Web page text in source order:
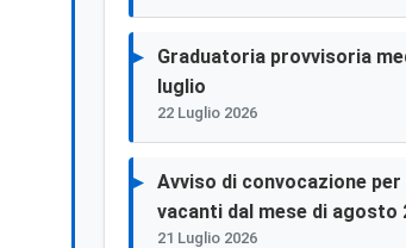
Graduatoria provvisoria
luglio
22 Luglio 2026
Avviso di convocazione
vacanti dal mese di agosto
21 Luglio 2026